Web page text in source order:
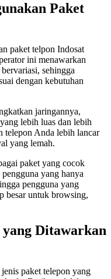
Paket
paket telpon Indosat
ini menawarkan
sehingga
dengan kebutuhan
jaringannya,
lebih luas dan lebih
telepon Anda lebih lancar
yang lemah.
paket yang cocok
yang hanya
pengguna yang
besar untuk browsing,
yang Ditawarkan
paket telepon yang